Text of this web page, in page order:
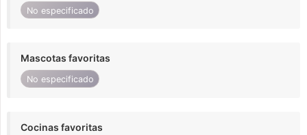
No especificado
Mascotas favoritas
No especificado
Cocinas favoritas